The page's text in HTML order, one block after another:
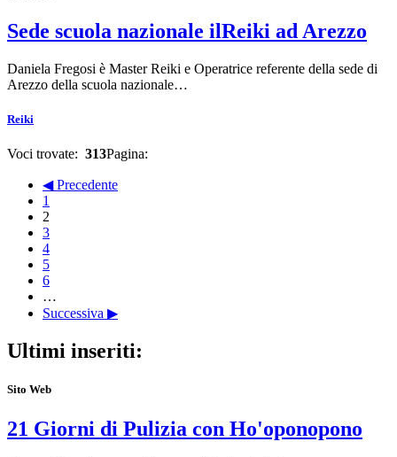
Sede scuola nazionale ilReiki ad Arezzo
Daniela Fregosi è Master Reiki e Operatrice referente della sede di
Arezzo della scuola nazionale…
Reiki
Voci trovate: 313Pagina:
◀ Precedente
1
2
3
4
5
6
…
Successiva ▶
Ultimi inseriti:
Sito Web
21 Giorni di Pulizia con Ho'oponopono